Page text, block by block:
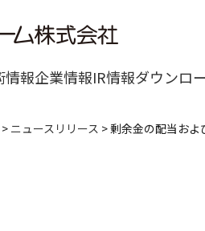
情報企業情報IR情報ダウンロ
> ニュースリリース >剰余金の配当およ